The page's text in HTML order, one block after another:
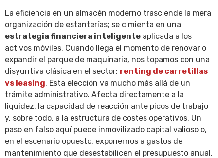
La eficiencia en un almacén moderno trasciende la mera
organización de estanterías; se cimienta en una
estrategia financiera inteligente aplicada a los
activos móviles. Cuando llega el momento de renovar o
expandir el parque de maquinaria, nos topamos con una
disyuntiva clásica en el sector: renting de carretillas
vs leasing. Esta elección va mucho más allá de un
trámite administrativo. Afecta directamente a la
liquidez, la capacidad de reacción ante picos de trabajo
y, sobre todo, a la estructura de costes operativos. Un
paso en falso aquí puede inmovilizado capital valioso o,
en el escenario opuesto, exponernos a gastos de
mantenimiento que desestabilicen el presupuesto anual.